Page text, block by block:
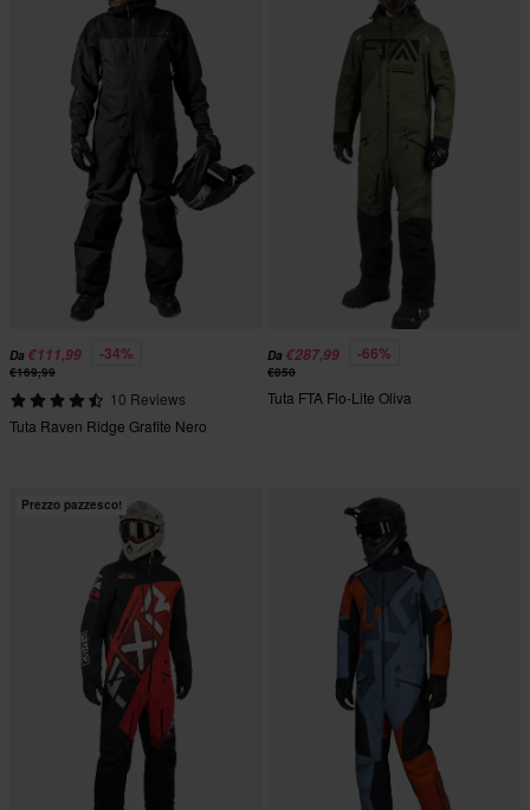
Da €111,99 -34%
€169,99
10 Reviews
Tuta Raven Ridge Grafite Nero
Da €287,99 -66%
€850
Tuta FTA Flo-Lite Oliva
Prezzo pazzesco!